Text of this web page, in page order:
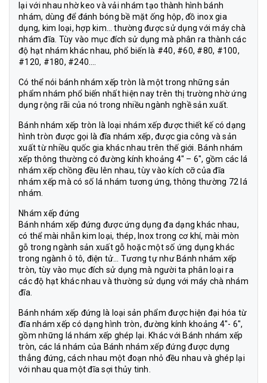
lại với nhau nhờ keo và vải nhám tạo thành hình bánh
nhám, dùng để đánh bóng bề mặt ống hộp, đồ inox gia
dụng, kim loại, hợp kim… thường được sử dụng với máy chà
nhám đĩa. Tùy vào mục đích sử dụng mà phân ra thành các
độ hạt nhám khác nhau, phổ biến là #40, #60, #80, #100,
#120, #180, #240….
Có thể nói bánh nhám xếp tròn là một trong những sản
phẩm nhám phổ biến nhất hiện nay trên thị trường nhờ ứng
dụng rộng rãi của nó trong nhiều ngành nghề sản xuất.
Bánh nhám xếp tròn là loại nhám xếp được thiết kế có dạng
hình tròn được gọi là đĩa nhám xếp, được gia công và sản
xuất từ nhiều quốc gia khác nhau trên thế giới. Bánh nhám
xếp thông thường có đường kính khoảng 4″ – 6″, gồm các lá
nhám xếp chồng đều lên nhau, tùy vào kích cỡ của đĩa
nhám xếp mà có số lá nhám tương ứng, thông thường 72 lá
nhám.
Nhám xếp đứng
Bánh nhám xếp đứng được ứng dụng đa dạng khác nhau,
có thể mài nhẵn kim loại, thép, Inox trong cơ khí, mài mòn
gỗ trong ngành sản xuất gỗ hoặc một số ứng dụng khác
trong ngành ô tô, điện tử… Tương tự như Bánh nhám xếp
tròn, tùy vào mục đích sử dụng mà người ta phân loại ra
các độ hạt khác nhau và thường sử dụng với máy chà nhám
đĩa.
Bánh nhám xếp đứng là loại sản phẩm được hiện đại hóa từ
đĩa nhám xếp có dạng hình tròn, đường kính khoảng 4″- 6″,
gồm những lá nhám xếp ghép lại. Khác với Bánh nhám xếp
tròn, các lá nhám của Bánh nhám xếp đứng được dựng
thẳng đứng, cách nhau một đoạn nhỏ đều nhau và ghép lại
với nhau qua một đĩa sợi thủy tinh.